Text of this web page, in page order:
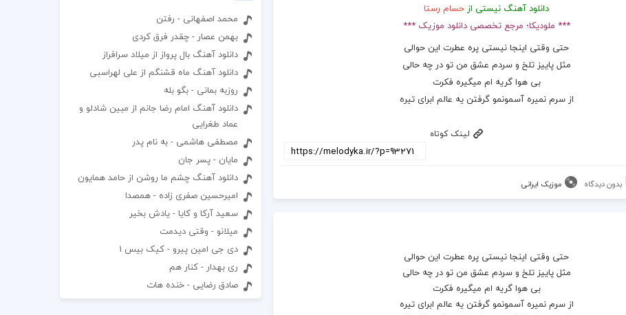
دانلود آهنگ نیستی از حسام رستا
*** ملودیکا؛ مرجع تخصصی دانلود موزیک ***
حتی وقتی اینجا نیستی پره عطرت این حوالی
مثل پاییز تلخ و سردم عشق من تو در چه حالی
بی هوا گریه ام میگیره فکرت
از سرم نمیره آسمونمو گرفتن یه عالم ابرای تیره
لینک کوتاه
بدون دیدگاه موزیک ایرانی
محمد اصفهانی - رفتن
بهمن عصار - چقدر فرق کردی
دانلود آهنگ بال پرواز از میلاد سرافراز
دانلود آهنگ ماه قشنگم از علی لهراسبی
روزبه بمانی - بگو بله
دانلود آهنگ امام رضا جانم از مبین شادلو و
عماد طغرایی
مصطفی هاشمی - به نام پدر
مایان - پسر جان
دانلود آهنگ چشم ما روشن از حامد همایون
امیرحسین صفری زاده - همصدا
سعید آرکا و کایا - یادش بخیر
میلانو - وقتی دیدمت
دی جی امین پیرو - کیک بیس 1
ری بهدار - کنار هم
صادق رضایی - خنده هات